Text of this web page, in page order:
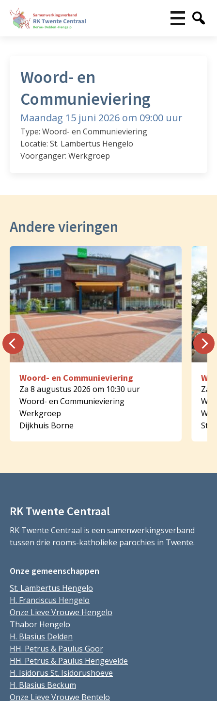
Woord- en
Communieviering
Maandag 15 juni 2026 om 09:00 uur
Type: Woord- en Communieviering
Locatie: St. Lambertus Hengelo
Voorganger: Werkgroep
Andere vieringen
Woord- en Communieviering
Za 8 augustus 2026 om 10:30 uur
Woord- en Communieviering
Werkgroep
Dijkhuis Borne
Za
St.
RK Twente Centraal
RK Twente Centraal is een samenwerkingsverband
tussen drie rooms-katholieke parochies in Twente.
Onze gemeenschappen
St. Lambertus Hengelo
H. Franciscus Hengelo
Onze Lieve Vrouwe Hengelo
Thabor Hengelo
H. Blasius Delden
HH. Petrus & Paulus Goor
HH. Petrus & Paulus Hengevelde
H. Isidorus St. Isidorushoeve
H. Blasius Beckum
Onze Lieve Vrouwe Bentelo